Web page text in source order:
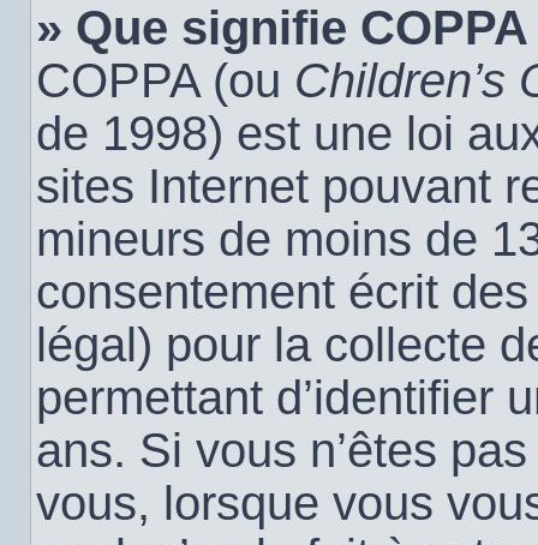
» Que signifie
COPPA (ou Children’s
de 1998) est une loi
sites Internet pouvant
mineurs de moins de
consentement écrit
légal) pour la collecte
permettant d’identifier
ans. Si vous n’êtes
vous, lorsque vous